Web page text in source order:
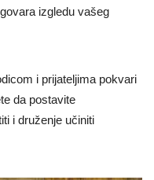
izgledu vašeg
i prijateljima pokvari
da postavite
i druženje učiniti